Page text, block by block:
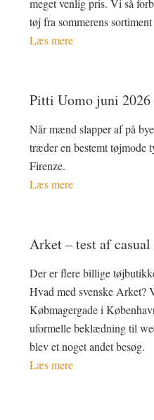
meget venlig pris. Vi så
tøj fra sommerens
Læs mere
Pitti Uomo juni 2026
Når mænd slapper af på
træder en bestemt tøjmode
Firenze.
Læs mere
Arket – test af
Der er flere billige
Hvad med svenske Arket?
Købmagergade i
uformelle beklædning til
blev et noget andet besøg.
Læs mere